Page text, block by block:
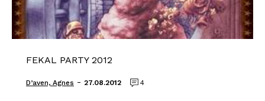
FEKAL PARTY 2012
D’aven, Agnes - 27.08.2012 4